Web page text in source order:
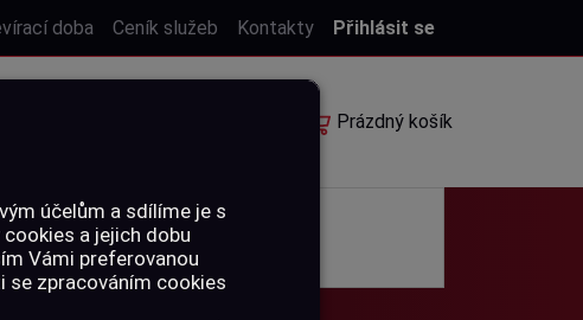
účelům a sdílíme je s
a jejich dobu
Vámi preferovanou
se zpracováním cookies
doba Ceník služeb Kontakty Přihlásit se
Prázdný košík
POUKAZY